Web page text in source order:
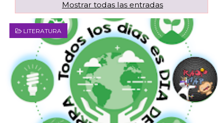
Mostrar todas las entradas
LITERATURA